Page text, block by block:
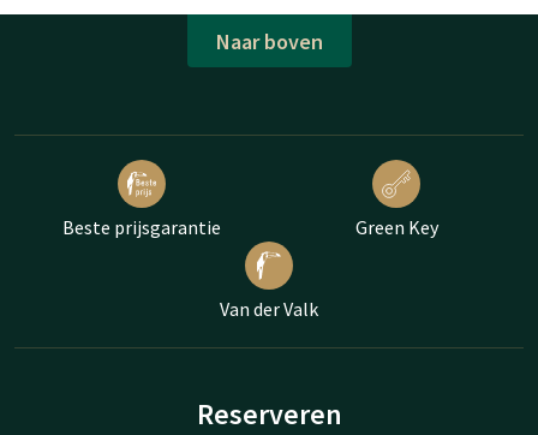
Naar boven
Beste prijsgarantie Green Key
Van der Valk
Reserveren